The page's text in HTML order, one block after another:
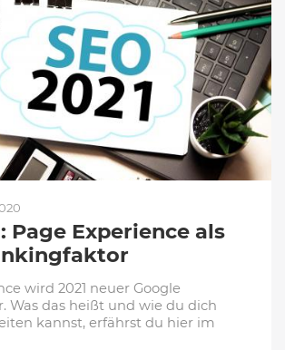
Page Experience als
wird 2021 neuer Google
Was das heißt und wie du dich
kannst, erfährst du hier im